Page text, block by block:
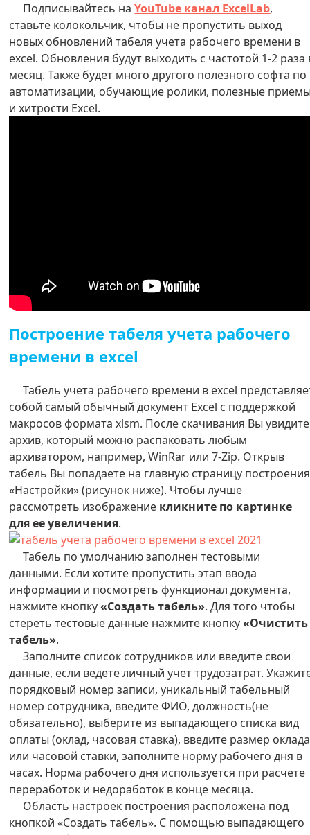
Подписывайтесь наYouTube канал ExcelLab,
ставьте колокольчик, чтобы не пропустить выход
новых обновлений табеля учета рабочего времени в
excel. Обновления будут выходить с частотой 1-2 раза
месяц. Также будет много другого полезного софта по
автоматизации, обучающие ролики, полезные
и хитрости Excel.
Построение табеля учета рабочего
времени в excel
Табель учета рабочего времени в excel
собой самый обычный документ Excel с поддержкой
макросов формата xlsm. После скачивания Вы увидите
архив, который можно распаковать любым
архиватором, например, WinRar или 7-Zip. Открыв
табель Вы попадаете на главную страницу построения
«Настройки» (рисунок ниже). Чтобы лучше
рассмотреть изображение кликните по картинке
для ее увеличения.
Табель по умолчанию заполнен тестовыми
данными. Если хотите пропустить этап ввода
информации и посмотреть функционал документа,
нажмите кнопку«Создать табель». Для того чтобы
стереть тестовые данные нажмите кнопку«Очистить
табель».
Заполните список сотрудников или введите свои
данные, если ведете личный учет трудозатрат.
порядковый номер записи, уникальный табельный
номер сотрудника, введите ФИО, должность(не
обязательно), выберите из выпадающего списка вид
оплаты (оклад, часовая ставка), введите размер оклада
или часовой ставки, заполните норму рабочего дня в
часах. Норма рабочего дня используется при расчете
переработок и недоработок в конце месяца.
Область настроек построения расположена под
кнопкой «Создать табель». С помощью выпадающего